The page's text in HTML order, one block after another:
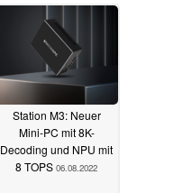
Station M3: Neuer
Mini-PC mit 8K-
Decoding und NPU mit
8 TOPS 06.08.2022